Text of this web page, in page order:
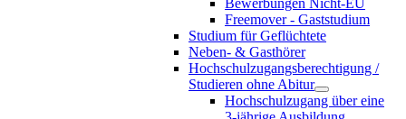
Freemover - Gaststudium
Studium für Geflüchtete
Neben- & Gasthörer
Hochschulzugangsberechtigung /
Studieren ohne Abitur
Hochschulzugang über eine